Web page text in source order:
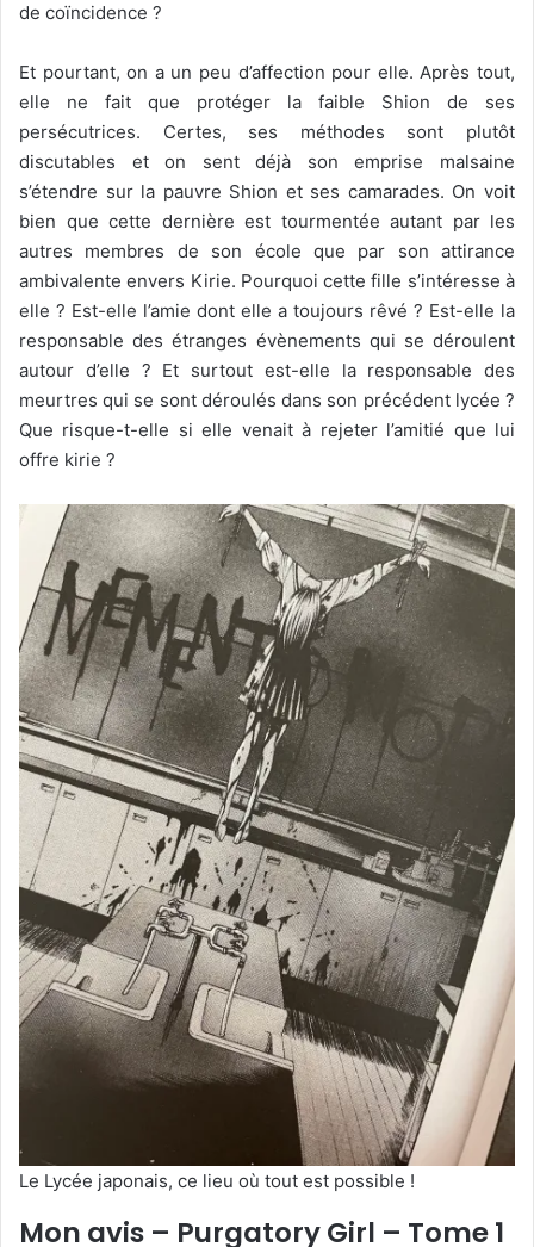
de coïncidence ?
Et pourtant, on a un peu d’affection pour elle. Après tout,
elle ne fait que protéger la faible Shion de ses
persécutrices. Certes, ses méthodes sont plutôt
discutables et on sent déjà son emprise malsaine
s’étendre sur la pauvre Shion et ses camarades. On voit
bien que cette dernière est tourmentée autant par les
autres membres de son école que par son attirance
ambivalente envers Kirie. Pourquoi cette fille s’intéresse à
elle ? Est-elle l’amie dont elle a toujours rêvé ? Est-elle la
responsable des étranges évènements qui se déroulent
autour d’elle ? Et surtout est-elle la responsable des
meurtres qui se sont déroulés dans son précédent lycée ?
Que risque-t-elle si elle venait à rejeter l’amitié que lui
offre kirie ?
Le Lycée japonais, ce lieu où tout est possible !
Mon avis – Purgatory Girl – Tome 1